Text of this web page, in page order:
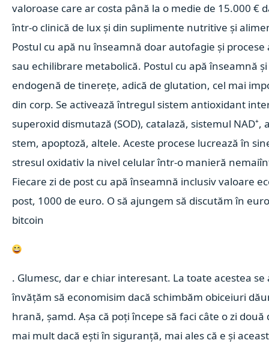
valoroase care ar costa până la o medie de 15.000 €
într-o clinică de lux și din suplimente nutritive și
Postul cu apă nu înseamnă doar autofagie și
sau echilibrare metabolică. Postul cu apă înseamnă
endogenă de tinerețe, adică de glutation, cel mai
din corp. Se activează întregul sistem antioxidant
superoxid dismutază (SOD), catalază, sistemul NAD⁺,
stem, apoptoză, altele. Aceste procese lucrează în
stresul oxidativ la nivel celular într-o manieră
Fiecare zi de post cu apă înseamnă inclusiv valoare
post, 1000 de euro. O să ajungem să discutăm în
bitcoin
. Glumesc, dar e chiar interesant. La toate acestea
învățăm să economisim dacă schimbăm obiceiuri
hrană, șamd. Așa că poți începe să faci câte o zi două
mai mult dacă ești în siguranță, mai ales că e și